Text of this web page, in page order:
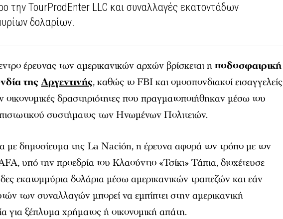
την TourProdEnter LLC και συναλλαγές εκατοντάδων
δολαρίων.
έρευνας των αμερικανικών αρχών βρίσκεται ηποδοσφαιρική
τηςΑργεντινής, καθώς το FBI και ομοσπονδιακοί εισαγγελείς
οικονομικές δραστηριότητες που πραγματοποιήθηκαν μέσω του
συστήματος των Ηνωμένων Πολιτειών.
δημοσίευμα της La Nación, η έρευνα αφορά τον τρόπο με τον
υπό την προεδρία του Κλαούντιο «Τσίκι» Τάπια, διοχέτευσε
εκατομμύρια δολάρια μέσω αμερικανικών τραπεζών και εάν
των συναλλαγών μπορεί να εμπίπτει στην αμερικανική
για ξέπλυμα χρήματος ή οικονομική απάτη.